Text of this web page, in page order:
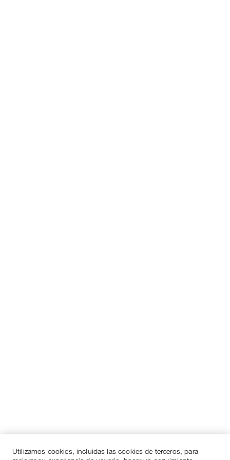
Utilizamos cookies, incluidas las cookies de terceros, para